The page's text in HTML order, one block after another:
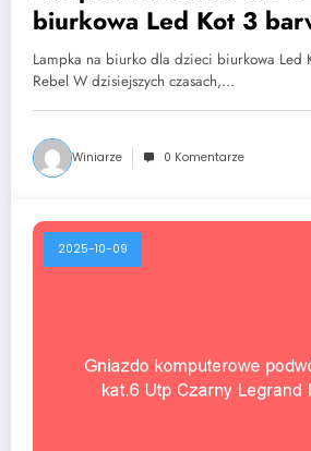
biurkowa Led Kot 3
Rebel
Lampka na biurko dla dzieci biurkowa Led
Rebel W dzisiejszych czasach,…
Winiarze 0 Komentarze
2025-10-09